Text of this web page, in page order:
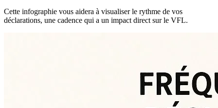
Cette infographie vous aidera à visualiser le rythme de vos
déclarations, une cadence qui a un impact direct sur le VFL.